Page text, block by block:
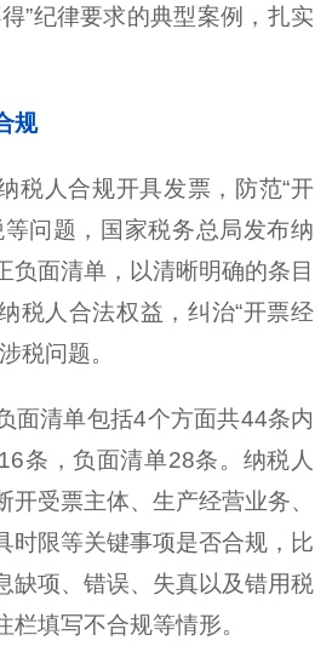
”纪律要求的典型案例，扎实
规
税人合规开具发票，防范“开
问题，国家税务总局发布纳
负面清单，以清晰明确的条目
税人合法权益，纠治“开票经
税问题。
面清单包括4个方面共44条内
条，负面清单28条。纳税人
开受票主体、生产经营业务、
时限等关键事项是否合规，比
缺项、错误、失真以及错用税
填写不合规等情形。